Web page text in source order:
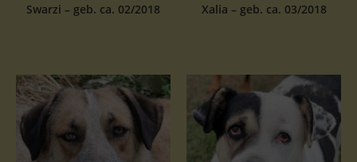
Swarzi – geb. ca. 02/2018 Xalia – geb. ca. 03/2018